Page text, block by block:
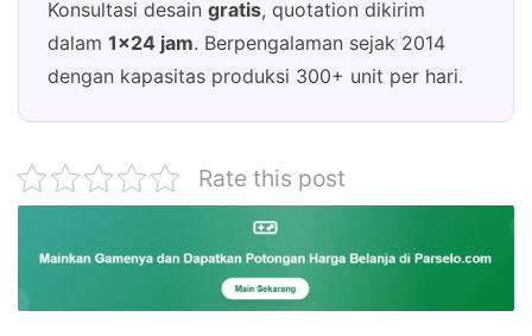
Konsultasi desain gratis, quotation dikirim
dalam 1×24 jam. Berpengalaman sejak 2014
dengan kapasitas produksi 300+ unit per hari.
Rate this post